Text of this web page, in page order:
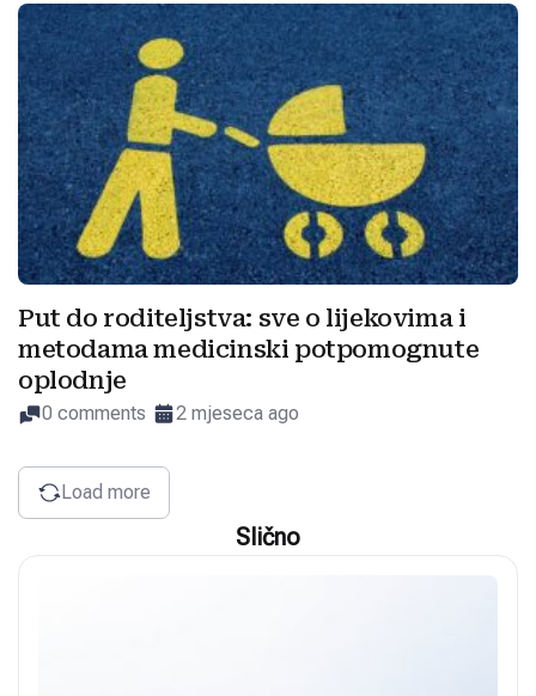
Put do roditeljstva: sve o lijekovima i
metodama medicinski potpomognute
oplodnje
0 comments 2 mjeseca ago
Load more
Slično